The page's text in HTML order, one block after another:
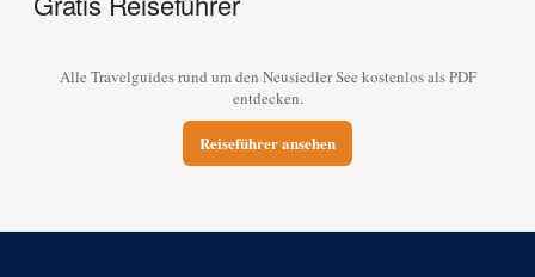
Alle Travelguides rund um den Neusiedler See kostenlos als PDF
entdecken.
Reiseführer ansehen